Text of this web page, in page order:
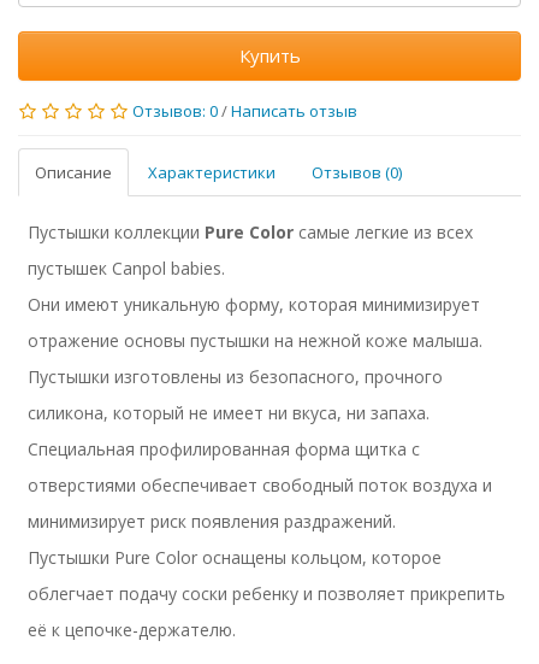
Купить
Отзывов: 0/Написать отзыв
Описание Характеристики Отзывов (0)
Пустышки коллекции Pure Color самые легкие из всех
пустышек Canpol babies.
Они имеют уникальную форму, которая минимизирует
отражение основы пустышки на нежной коже малыша.
Пустышки изготовлены из безопасного, прочного
силикона, который не имеет ни вкуса, ни запаха.
Специальная профилированная форма щитка с
отверстиями обеспечивает свободный поток воздуха и
минимизирует риск появления раздражений.
Пустышки Pure Color оснащены кольцом, которое
облегчает подачу соски ребенку и позволяет прикрепить
её к цепочке-держателю.